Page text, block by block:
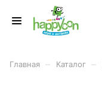
Главная Каталог